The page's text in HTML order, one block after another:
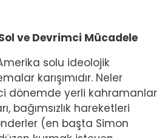
ve Devrimci Mücadele
solu ideolojik
karışımıdır. Neler
dönemde yerli kahramanlar
bağımsızlık hareketleri
(en başta Simon